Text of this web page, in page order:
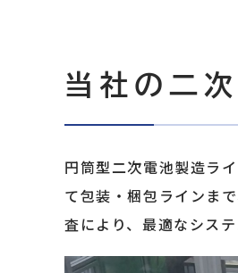
当社の二
円筒型二次電池製造ラ
て包装・梱包ラインま
査により、最適なシス